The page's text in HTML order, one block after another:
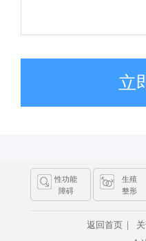
立
性功能
障碍
生殖
整形
返回首页 |